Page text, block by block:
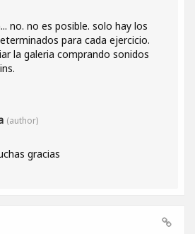
no. no es posible. solo hay los
para cada ejercicio.
la galeria comprando sonidos
(author)
gracias